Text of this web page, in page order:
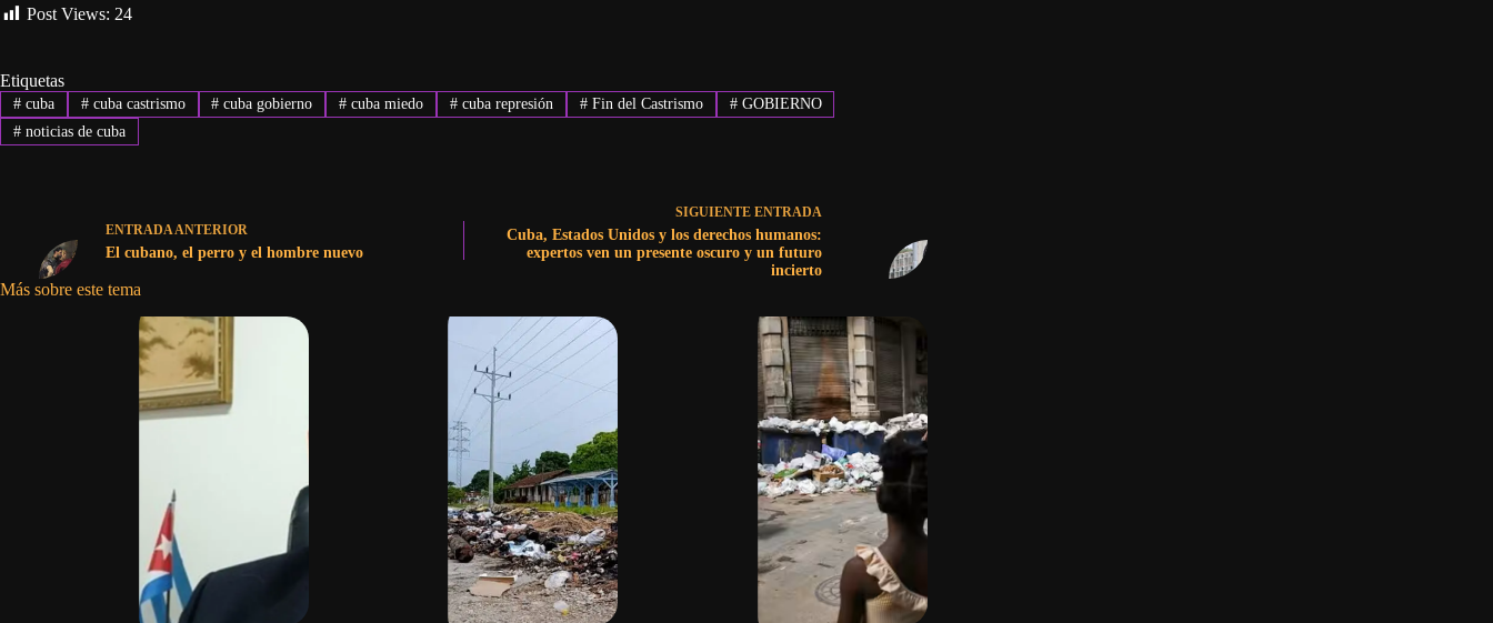
Post Views: 24
Etiquetas
#cuba #cuba castrismo # cuba gobierno # cuba miedo # cuba represión #Fin del Castrismo #GOBIERNO
#noticias de cuba
ENTRADAANTERIOR
El cubano, el perro y el hombre nuevo
SIGUIENTE ENTRADA
Cuba, Estados Unidos y los derechos humanos:
expertos ven un presente oscuro y un futuro
incierto
Más sobre este tema